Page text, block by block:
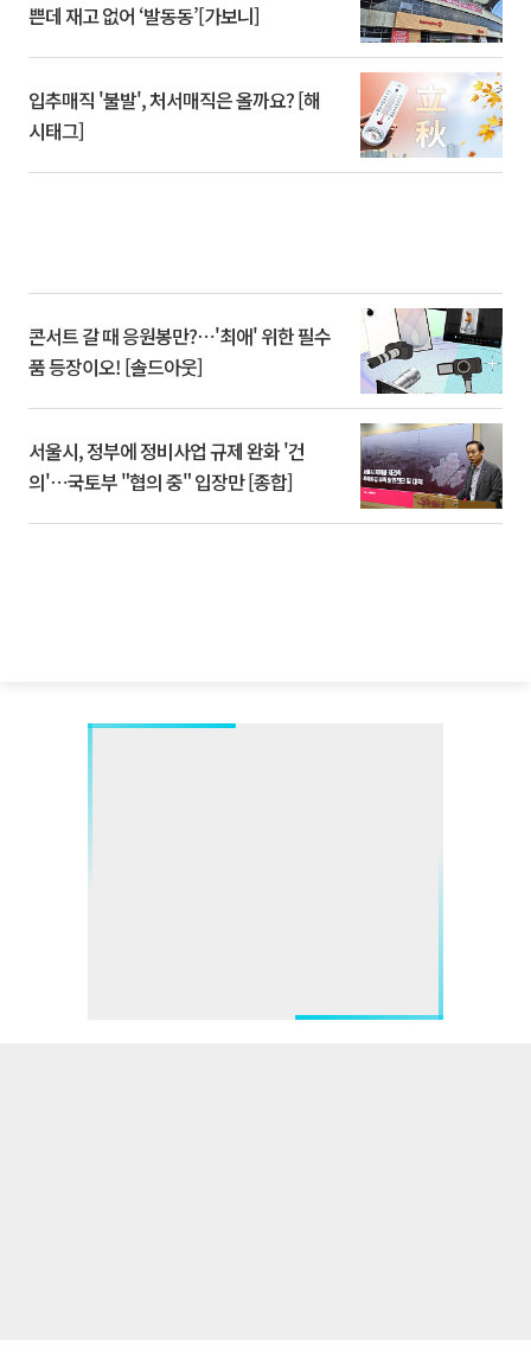
쁜데 재고 없어 ‘발동동’[가보니]
입추매직 '불발', 처서매직은 올까요? [해
시태그]
콘서트 갈 때 응원봉만?⋯'최애' 위한 필수
품 등장이오! [솔드아웃]
서울시, 정부에 정비사업 규제 완화 '건
의'⋯국토부 "협의 중" 입장만 [종합]